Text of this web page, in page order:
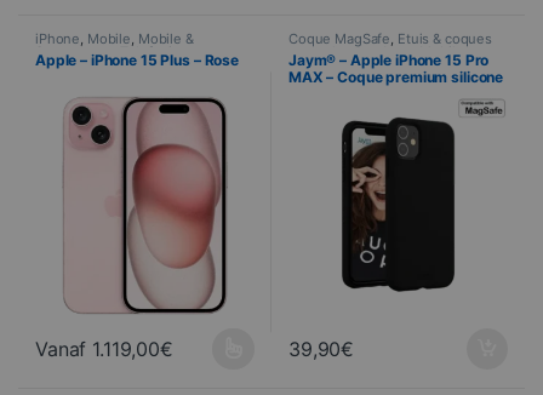
iPhone Mobile Mobile &
Smartphone Telefonie
Apple – iPhone 15 Plus – Rose
Vanaf 1.119,00€
Ce produit a plusieurs variations. Les options peuvent être
Coque MagSafe Étuis & coques
smartphones ,Jaym Mobile ,
Telefonie
Jaym® – Apple iPhone 15 Pro
MAX – Coque premium silicone
39,90€